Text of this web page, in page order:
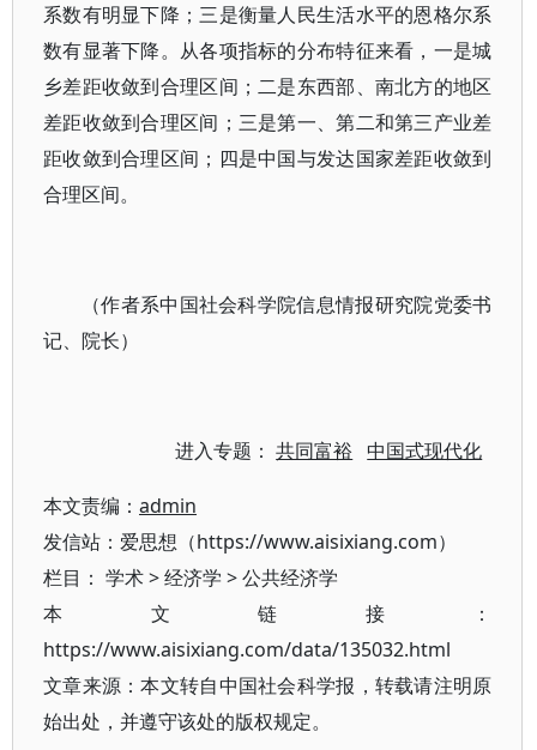
系数有明显下降；三是衡量人民生活水平的恩格尔系
数有显著下降。从各项指标的分布特征来看，一是城
乡差距收敛到合理区间；二是东西部、南北方的地区
差距收敛到合理区间；三是第一、第二和第三产业差
距收敛到合理区间；四是中国与发达国家差距收敛到
合理区间。
（作者系中国社会科学院信息情报研究院党委书
记、院长）
进入专题：共同富裕 中国式现代化
本文责编： admin
发信站：爱思想（https://www.aisixiang.com）
栏目： 学术>经济学 >公共经济学
本文链接：
https://www.aisixiang.com/data/135032.html
文章来源：本文转自中国社会科学报，转载请注明原
始出处，并遵守该处的版权规定。